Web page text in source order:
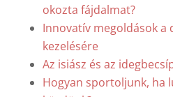
okozta fájdalmat?
Innovatív megoldások a
kezelésére
Az isiász és az
Hogyan sportoljunk, ha